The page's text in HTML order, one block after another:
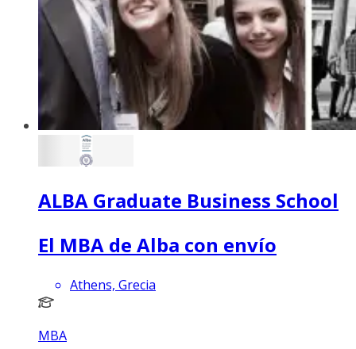
ALBA Graduate Business School
El MBA de Alba con envío
Athens, Grecia
MBA